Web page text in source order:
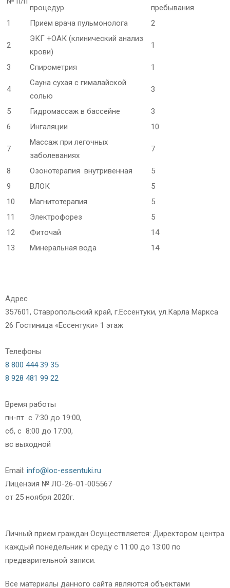
процедур
пребывания
1
Прием врача пульмонолога 2
2
ЭКГ +ОАК (клинический анализ
крови)
1
3 Спирометрия 1
4
Сауна сухая с гималайской
солью
3
5 Гидромассаж в бассейне
3
6
Ингаляции 10
7
Массаж при легочных
заболеваниях
7
8 Озонотерапия внутривенная
5
9
ВЛОК
5
10
Магнитотерапия
5
11
Электрофорез
5
12
Фиточай
14
13
Минеральная вода 14
Адрес
357601, Ставропольский край, г.Ессентуки, ул.Карла Маркса
26 Гостиница «Ессентуки» 1 этаж
Телефоны
8 800 444 39 35
8 928 481 99 22
Время работы
пн-пт с 7:30 до 19:00,
сб, с 8:00 до 17:00,
вс выходной
Email: info@loc-essentuki.ru
Лицензия № ЛО-26-01-005567
от 25 ноября 2020г.
Личный прием граждан Осуществляется: Директором центра
каждый понедельник и среду с 11:00 до 13:00 по
предварительной записи.
Все материалы данного сайта являются объектами